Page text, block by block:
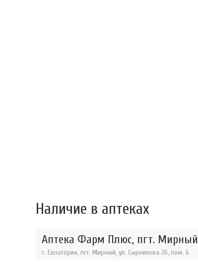
Наличие в аптеках
Аптека Фарм Плюс, пгт. Мирный
г. Евпатория, пгт. Мирный, ул. Сырникова 26, пом. 6